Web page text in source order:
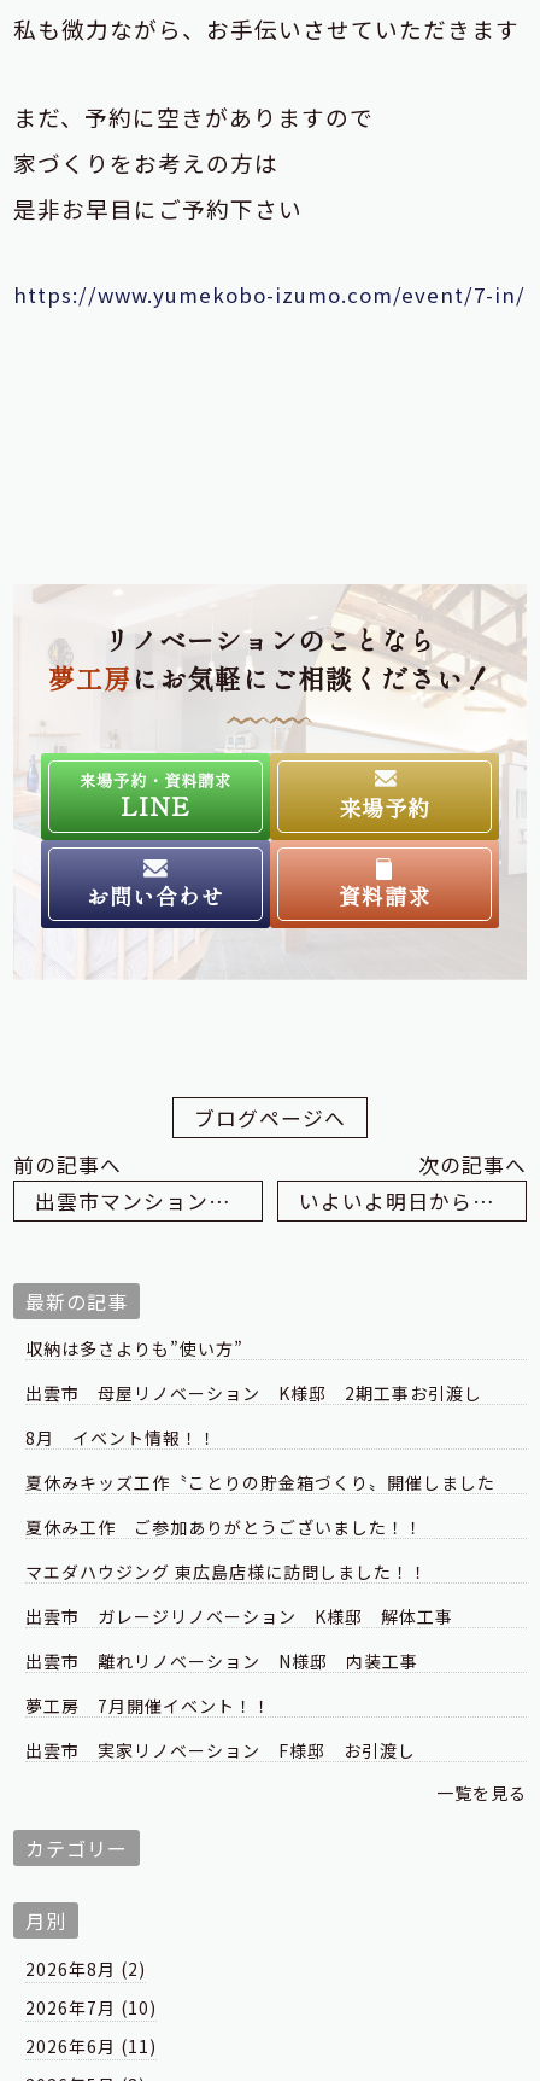
私も微力ながら、お手伝いさせていただきます
まだ、予約に空きがありますので
家づくりをお考えの方は
是非お早目にご予約下さい
https://www.yumekobo-izumo.com/event/7-in/
リノベーションのことなら
夢工房にお気軽にご相談ください！
来場予約・資料請求
LINE 来場予約
お問い合わせ 資料請求
ブログページへ
前の記事へ
出雲市マンション改修 Ｉ様邸
次の記事へ
いよいよ明日から完成見学会です！
最新の記事
収納は多さよりも”使い方”
出雲市 母屋リノベーション K様邸 2期工事お引渡し
8月 イベント情報！！
夏休みキッズ工作〝ことりの貯金箱づくり〟開催しました
夏休み工作 ご参加ありがとうございました！！
マエダハウジング 東広島店様に訪問しました！！
出雲市 ガレージリノベーション K様邸 解体工事
出雲市 離れリノベーション N様邸 内装工事
夢工房 7月開催イベント！！
出雲市 実家リノベーション F様邸 お引渡し
一覧を見る
カテゴリー
月別
2026年8月 (2)
2026年7月 (10)
2026年6月 (11)